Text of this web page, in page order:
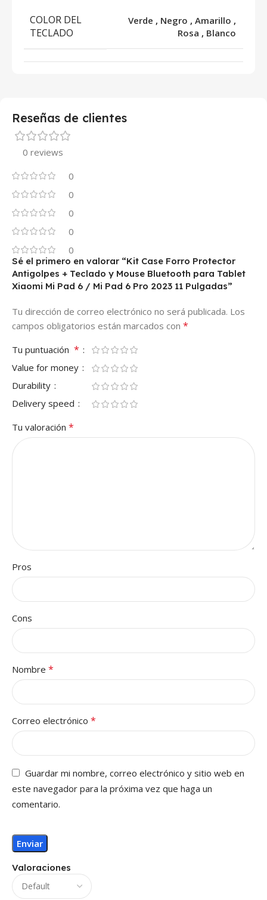
COLOR DEL
TECLADO
Verde , Negro , Amarillo ,
Rosa , Blanco
Reseñas de clientes
0 reviews
0
0
0
0
0
Valoraciones
Sé el primero en valorar “Kit Case Forro Protector
Antigolpes + Teclado y Mouse Bluetooth para Tablet
Xiaomi Mi Pad 6 / Mi Pad 6 Pro 2023 11 Pulgadas”
Tu dirección de correo electrónico no será publicada. Los
campos obligatorios están marcados con *
Tu puntuación *
Value for money
Durability
Delivery speed
Tu valoración *
Pros
Cons
Nombre *
Correo electrónico *
Guardar mi nombre, correo electrónico y sitio web en
este navegador para la próxima vez que haga un
comentario.